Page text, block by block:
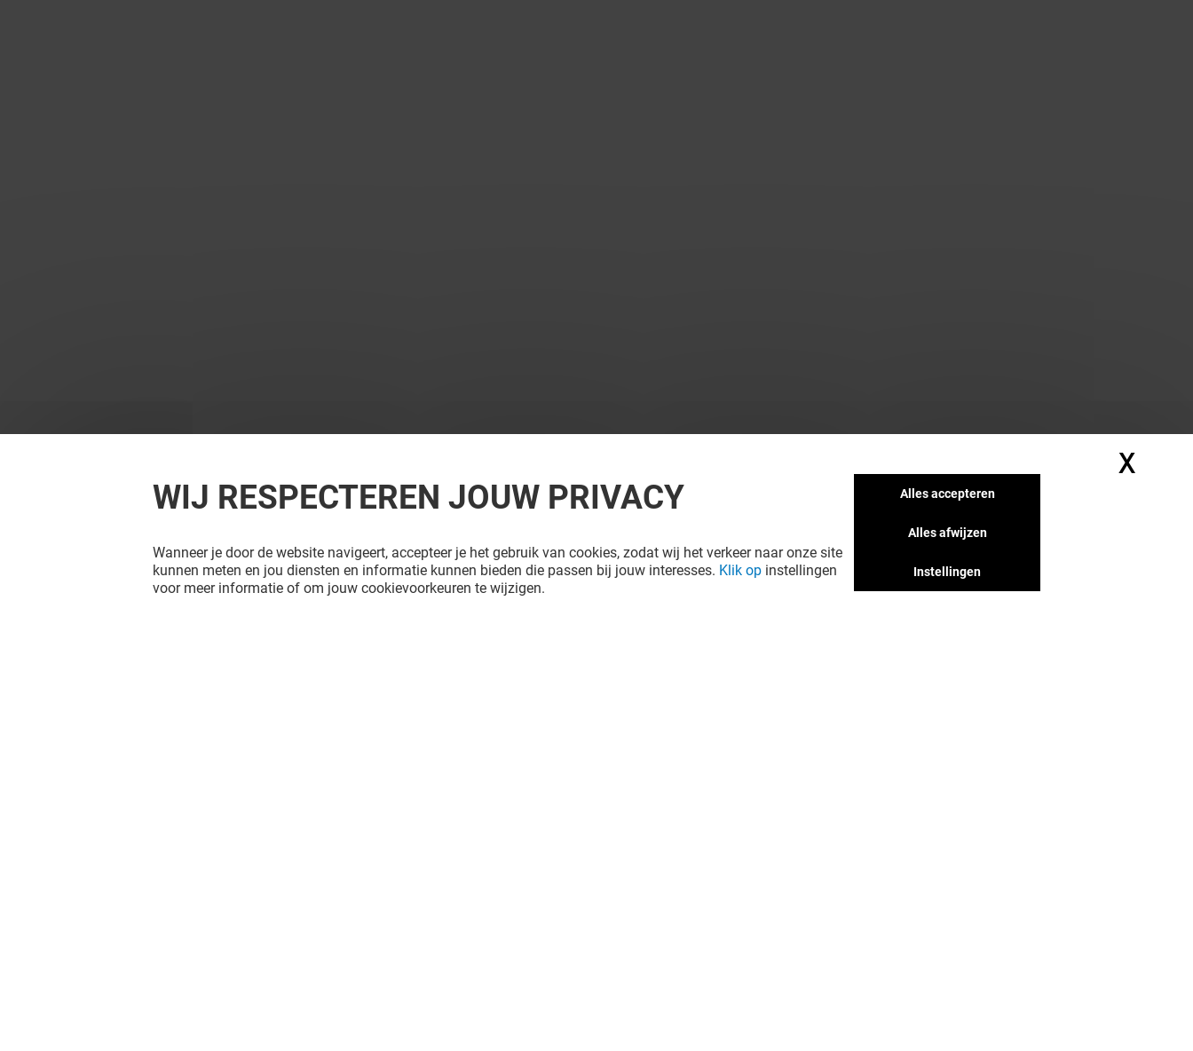
WIJ RESPECTEREN JOUW PRIVACY
Wanneer je door de website navigeert, accepteer je het gebruik van cookies, zodat wij het verkeer naar onze site
kunnen meten en jou diensten en informatie kunnen bieden die passen bij jouw interesses. Klik op instellingen
voor meer informatie of om jouw cookievoorkeuren te wijzigen.
Alles accepteren
Alles afwijzen
Instellingen
X